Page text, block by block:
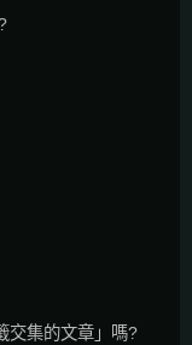
交集的文章」嗎?